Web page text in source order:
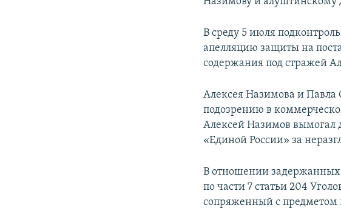
В среду 5 июля
апелляцию защиты на
содержания под стражей
Алексея Назимова и Павла
подозрению в
Алексей Назимов вымогал
«Единой России» за
В отношении задержанных
по части 7 статьи 204
сопряженный с предметом